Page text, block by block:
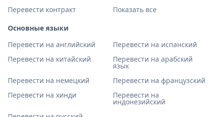
Перевести контракт
Показать все
Основные языки
Перевести на английский
Перевести на испанский
Перевести на китайский
Перевести на арабский
язык
Перевести на немецкий
Перевести на французский
Перевести на хинди
Перевести на
индонезийский